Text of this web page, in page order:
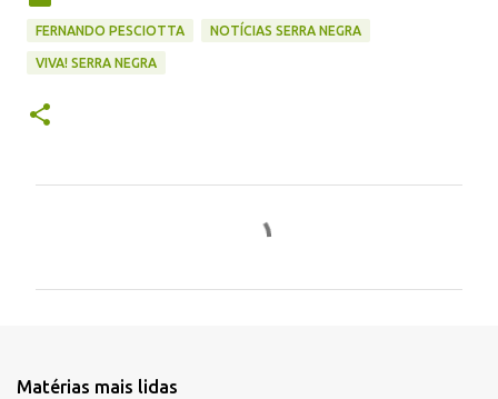
FERNANDO PESCIOTTA NOTÍCIAS SERRA NEGRA
VIVA! SERRA NEGRA
t
Matérias mais lidas